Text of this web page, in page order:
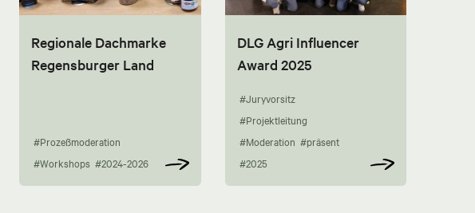
Regionale Dachmarke
Regensburger Land
#Prozeßmoderation
#Workshops #2024-2026
DLG Agri Influencer
Award 2025
#Juryvorsitz
#Projektleitung
#Moderation #präsent
#2025